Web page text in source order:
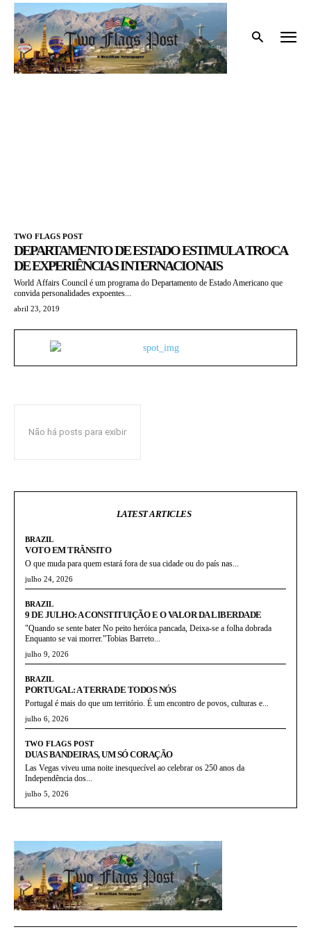
Início Tags Charles Saba
CHARLES SABA
TWO FLAGS POST
DEPARTAMENTO DE ESTADO ESTIMULA TROCA
DE EXPERIÊNCIAS INTERNACIONAIS
World Affairs Council é um programa do Departamento de Estado Americano que
convida personalidades expoentes...
abril 23, 2019
Não há posts para exibir
LATEST ARTICLES
BRAZIL
VOTO EM TRÂNSITO
O que muda para quem estará fora de sua cidade ou do país nas...
julho 24, 2026
BRAZIL
9 DE JULHO: A CONSTITUIÇÃO E O VALOR DA LIBERDADE
"Quando se sente bater No peito heróica pancada, Deixa-se a folha dobrada
Enquanto se vai morrer."Tobias Barreto...
julho 9, 2026
BRAZIL
PORTUGAL: A TERRA DE TODOS NÓS
Portugal é mais do que um território. É um encontro de povos, culturas e...
julho 6, 2026
TWO FLAGS POST
DUAS BANDEIRAS, UM SÓ CORAÇÃO
Las Vegas viveu uma noite inesquecível ao celebrar os 250 anos da
Independência dos...
julho 5, 2026